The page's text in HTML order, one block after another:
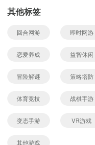
其他标签
回合网游 即时网游
恋爱养成 益智休闲
冒险解谜 策略塔防
体育竞技 战棋手游
变态手游 VR游戏
其他游戏